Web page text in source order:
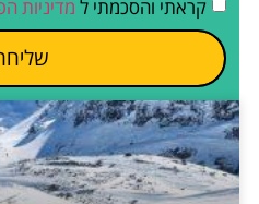
קראתי והסכמתי ל מדיניות